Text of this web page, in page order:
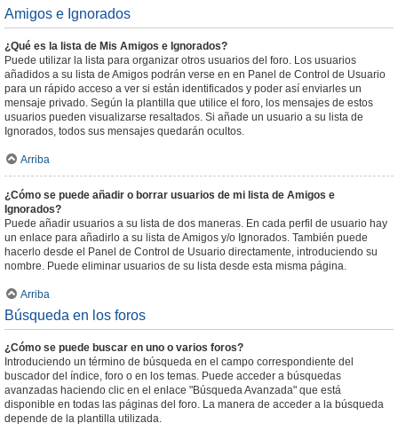
Amigos e Ignorados
¿Qué es la lista de Mis Amigos e Ignorados?
Puede utilizar la lista para organizar otros usuarios del foro. Los usuarios
añadidos a su lista de Amigos podrán verse en en Panel de Control de Usuario
para un rápido acceso a ver si están identificados y poder así enviarles un
mensaje privado. Según la plantilla que utilice el foro, los mensajes de estos
usuarios pueden visualizarse resaltados. Si añade un usuario a su lista de
Ignorados, todos sus mensajes quedarán ocultos.
Arriba
¿Cómo se puede añadir o borrar usuarios de mi lista de Amigos e
Ignorados?
Puede añadir usuarios a su lista de dos maneras. En cada perfil de usuario hay
un enlace para añadirlo a su lista de Amigos y/o Ignorados. También puede
hacerlo desde el Panel de Control de Usuario directamente, introduciendo su
nombre. Puede eliminar usuarios de su lista desde esta misma página.
Arriba
Búsqueda en los foros
¿Cómo se puede buscar en uno o varios foros?
Introduciendo un término de búsqueda en el campo correspondiente del
buscador del índice, foro o en los temas. Puede acceder a búsquedas
avanzadas haciendo clic en el enlace "Búsqueda Avanzada" que está
disponible en todas las páginas del foro. La manera de acceder a la búsqueda
depende de la plantilla utilizada.